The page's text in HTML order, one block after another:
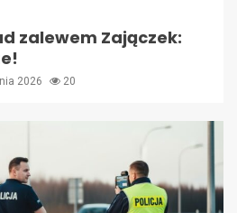
zalewem Zajączek:
2026 20